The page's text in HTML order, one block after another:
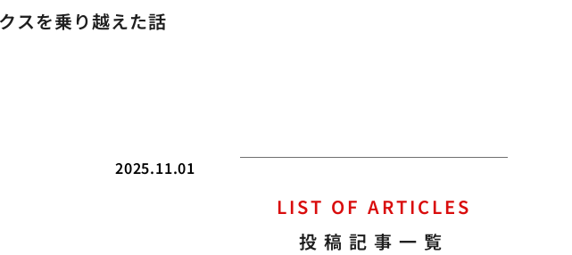
スを乗り越えた話
2025.11.01
LIST OF ARTICLES
投稿記事一覧